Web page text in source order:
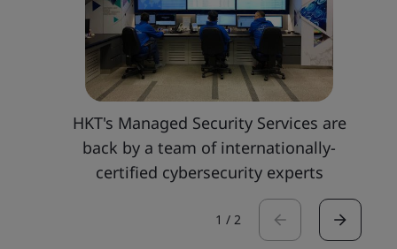
HKT's Managed Security Services are
back by a team of internationally-
certified cybersecurity experts
1 / 2